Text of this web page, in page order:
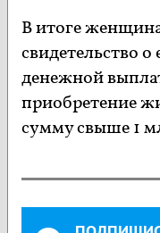
В итоге
свидетельство
денежной
приобретение
сумму свыше 1